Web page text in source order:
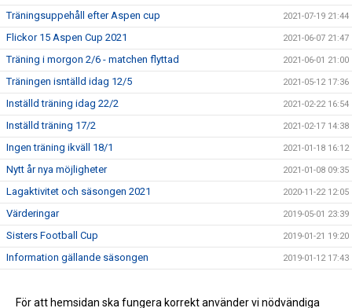
Träningsuppehåll efter Aspen cup 2021-07-19 21:44
Flickor 15 Aspen Cup 2021 2021-06-07 21:47
Träning i morgon 2/6 - matchen flyttad 2021-06-01 21:00
Träningen isntälld idag 12/5 2021-05-12 17:36
Inställd träning idag 22/2 2021-02-22 16:54
Inställd träning 17/2 2021-02-17 14:38
Ingen träning ikväll 18/1 2021-01-18 16:12
Nytt år nya möjligheter 2021-01-08 09:35
Lagaktivitet och säsongen 2021 2020-11-22 12:05
Värderingar 2019-05-01 23:39
Sisters Football Cup 2019-01-21 19:20
Information gällande säsongen 2019-01-12 17:43
Match på träningstid, träning inställd 3/10 2018-10-02 20:36
För att hemsidan ska fungera korrekt använder vi nödvändiga